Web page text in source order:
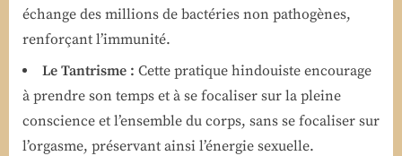
échange des millions de bactéries non pathogènes,
renforçant l’immunité.
Le Tantrisme : Cette pratique hindouiste encourage
à prendre son temps et à se focaliser sur la pleine
conscience et l’ensemble du corps, sans se focaliser sur
l’orgasme, préservant ainsi l’énergie sexuelle.